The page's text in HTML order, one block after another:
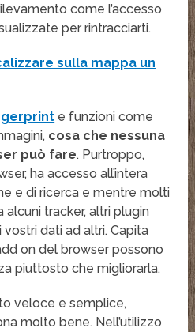
come l’accesso
per rintracciarti.
sulla mappa un
e funzioni come
cosa che nessuna
può fare. Purtroppo,
ha accesso all’intera
e di ricerca e mentre molti
tracker, altri plugin
dati ad altri. Capita
on del browser possono
piuttosto che migliorarla.
veloce e semplice,
molto bene. Nell’utilizzo